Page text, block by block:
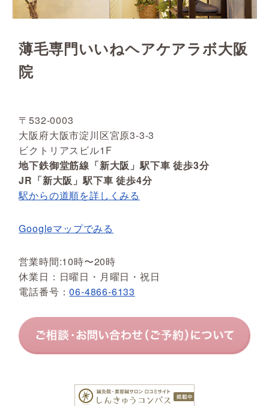
薄毛専門いいねヘアケアラボ大阪
院
〒532-0003
大阪府大阪市淀川区宮原3-3-3
ビクトリアスビル1F
地下鉄御堂筋線「新大阪」駅下車 徒歩3分
JR「新大阪」駅下車 徒歩4分
駅からの道順を詳しくみる
Googleマップでみる
営業時間:10時〜20時
休業日：日曜日・月曜日・祝日
電話番号：06-4866-6133